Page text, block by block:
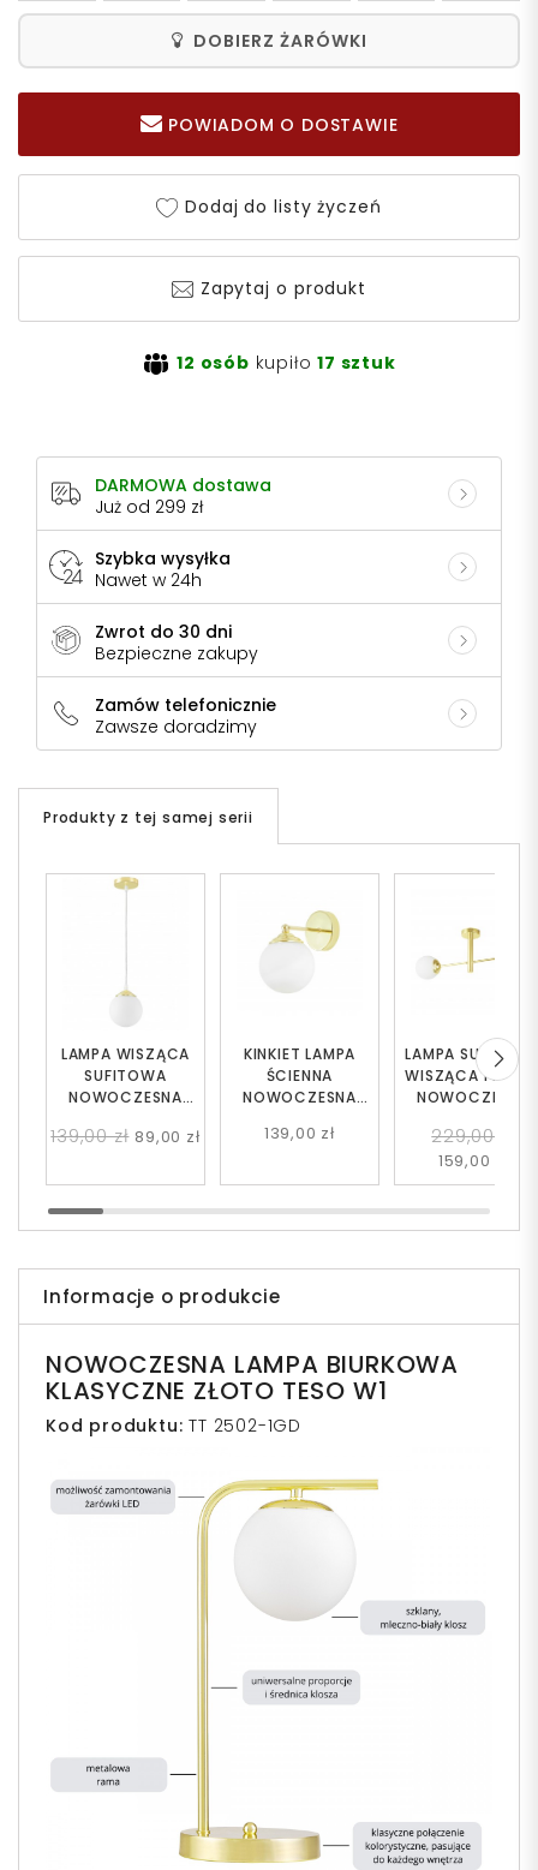
DOBIERZ ŻARÓWKI
POWIADOM O DOSTAWIE
Dodaj do listy życzeń
Zapytaj o produkt
12 osób kupiło17 sztuk
DARMOWA dostawa
Już od 299 zł
Szybka wysyłka
Nawet w 24h
Zwrot do 30 dni
Bezpieczne zakupy
Zamów telefonicznie
Zawsze doradzimy
Produkty z tej samej serii
LAMPA WISZĄCA
SUFITOWA
NOWOCZESNA
BIAŁA KULA FINO W1
139,00 zł 89,00 zł
KINKIET LAMPA
ŚCIENNA
NOWOCZESNA
BIAŁA KULA FINO W1
139,00 zł
LAMPA
WISZĄCA
NOWOCZESNA
BIAŁE KULE FINO
LED
229,00 zł
159,00 zł
Informacje o produkcie
NOWOCZESNA LAMPA BIURKOWA
KLASYCZNE ZŁOTO TESO W1
Kod produktu: TT 2502-1GD